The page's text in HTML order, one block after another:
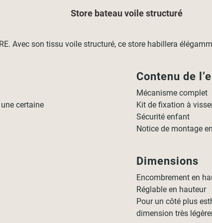
Store bateau voile structuré
Avec son tissu voile structuré, ce store habillera
certaine
Contenu de
Mécanisme complet
Kit de fixation à
Sécurité enfant
Notice de montage
Dimensions
Encombrement en
Réglable en hauteur
Pour un côté plus
dimension très